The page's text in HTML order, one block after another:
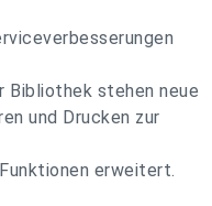
Bibliothek stehen neue
und Drucken zur
erweitert.